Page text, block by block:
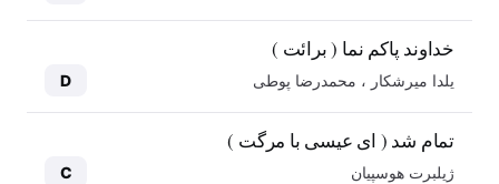
خداوند پاکم نما ( برائت )
یلدا میرشکار ، محمدرضا پوطی D
تمام شد ( ای عیسی با مرگت )
ژیلبرت هوسپیان C